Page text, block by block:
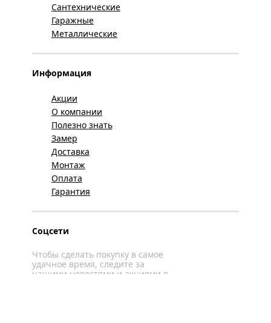
Сантехнические
Гаражные
Металлические
Информация
Акции
О компании
Полезно знать
Замер
Доставка
Монтаж
Оплата
Гарантия
Соцсети
Чтобы сделать покупку в самое
удачное время, следите за
нашими новостями и акциями в